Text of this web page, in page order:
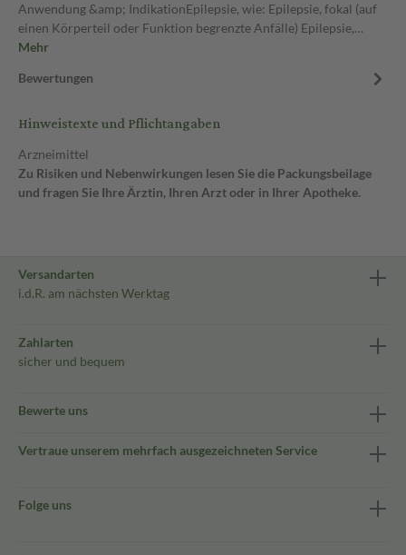
Anwendung &amp; IndikationEpilepsie, wie: Epilepsie, fokal (auf
einen Körperteil oder Funktion begrenzte Anfälle) Epilepsie,…
Mehr
Bewertungen
Hinweistexte und Pflichtangaben
Arzneimittel
Zu Risiken und Nebenwirkungen lesen Sie die Packungsbeilage
und fragen Sie Ihre Ärztin, Ihren Arzt oder in Ihrer Apotheke.
Versandarten
i.d.R. am nächsten Werktag
Zahlarten
sicher und bequem
Bewerte uns
Vertraue unserem mehrfach ausgezeichneten Service
Folge uns